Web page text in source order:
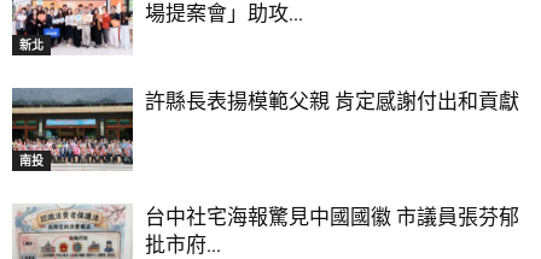
新北
場提案會」助攻...
南投
許縣長表揚模範父親 肯定感謝付出和貢獻
台中社宅海報驚見中國國徽 市議員張芬郁
批市府...